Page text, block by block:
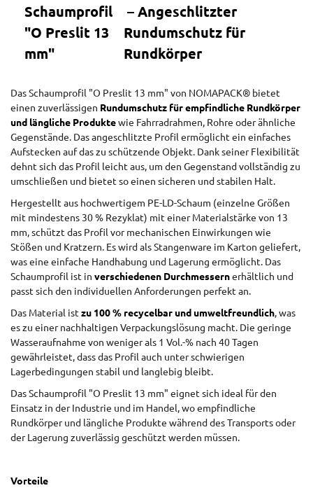
Schaumprofil
"O Preslit 13
mm"
– Angeschlitzter
Rundumschutz für
Rundkörper
Das Schaumprofil "O Preslit 13 mm" von NOMAPACK® bietet
einen zuverlässigen Rundumschutz für empfindliche Rundkörper
und längliche Produktewie Fahrradrahmen, Rohre oder ähnliche
Gegenstände. Das angeschlitzte Profil ermöglicht ein einfaches
Aufstecken auf das zu schützende Objekt. Dank seiner Flexibilität
dehnt sich das Profil leicht aus, um den Gegenstand vollständig zu
umschließen und bietet so einen sicheren und stabilen Halt.
Hergestellt aus hochwertigem PE-LD-Schaum (einzelne Größen
mit mindestens 30 % Rezyklat) mit einer Materialstärke von 13
mm, schützt das Profil vor mechanischen Einwirkungen wie
Stößen und Kratzern. Es wird als Stangenware im Karton geliefert,
was eine einfache Handhabung und Lagerung ermöglicht. Das
Schaumprofil ist in verschiedenen Durchmessernerhältlich und
passt sich den individuellen Anforderungen perfekt an.
Das Material istzu 100 % recycelbar und umweltfreundlich, was
es zu einer nachhaltigen Verpackungslösung macht. Die geringe
Wasseraufnahme von weniger als 1 Vol.-% nach 40 Tagen
gewährleistet, dass das Profil auch unter schwierigen
Lagerbedingungen stabil und langlebig bleibt.
Das Schaumprofil "O Preslit 13 mm" eignet sich ideal für den
Einsatz in der Industrie und im Handel, wo empfindliche
Rundkörper und längliche Produkte während des Transports oder
der Lagerung zuverlässig geschützt werden müssen.
Vorteile